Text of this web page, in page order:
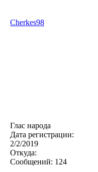
Cherkes98
Глас народа
Дата регистрации:
2/2/2019
Откуда:
Сообщений: 124